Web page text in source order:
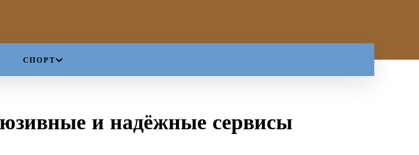
СПОРТ
и надёжные сервисы